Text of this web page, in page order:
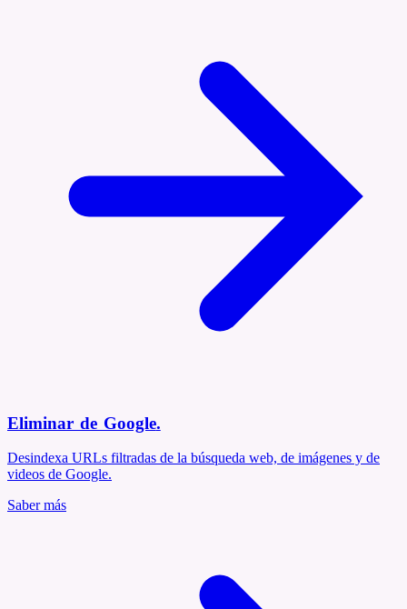
Eliminar de Google.
Desindexa URLs filtradas de la búsqueda web, de imágenes y de
videos de Google.
Saber más